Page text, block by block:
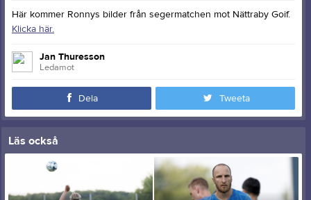
Här kommer Ronnys bilder från segermatchen mot Nättraby Goif.
Klicka här.
Jan Thuresson
Ledamot
Dela Tweeta
Läs också